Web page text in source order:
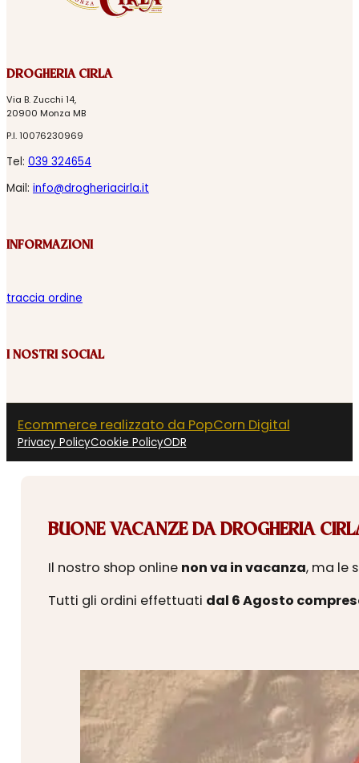
DROGHERIA CIRLA
Via B. Zucchi 14,
20900 Monza MB
P.I. 10076230969
Tel: 039 324654
Mail: info@drogheriacirla.it
INFORMAZIONI
traccia ordine
I NOSTRI SOCIAL
Ecommerce realizzato da PopCorn Digital
Privacy PolicyCookie PolicyODR
BUONE VACANZE DA DROGHERIA
Il nostro shop online non va in vacanza, ma le
Tutti gli ordini effettuati dal 6 Agosto